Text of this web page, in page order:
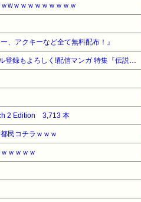
無し 2017/05/13(土) 08:05:53.69
違えてるな 76:風吹けば名無し
当然よな いきなり抜けて困るポ
2017/05/13(土) 08:06:40.30
か 83:風吹けば名無し 2017/05/
り取るなりしてない会社さんサイ
05/13(土) 08:07:10.71
同情して欲しかっただけな
の？ いきなり妊娠してましたご
風吹けば名無し 2017/05/13(土)
106:風吹けば名無し 2017/05/
08:10:08.10 ID:/G4lPF9a0 >>94 こ
業規則にでもあるんか 96:風吹け
wｗｗｗｗｗｗｗｗｗ
、アクキーなど全て無料配布！』
2 Edition 3,713 本
民コチラｗｗｗ
ｗｗｗｗ